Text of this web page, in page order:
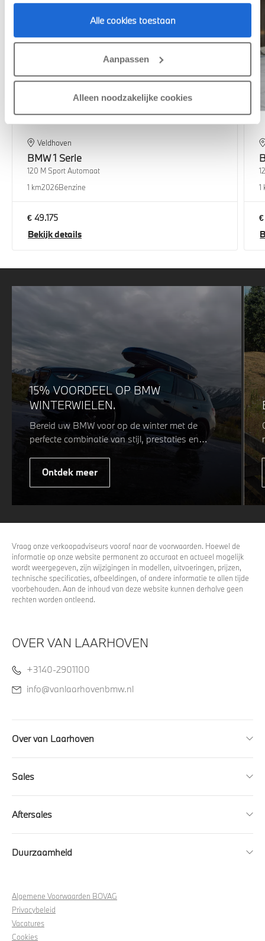
Alle cookies toestaan
Aanpassen
Alleen noodzakelijke cookies
Veldhoven
BMW1 Serie
120 M Sport Automaat
1 km2026Benzine
€ 49.175
Bekijk details
1
15% VOORDEEL OP BMW
WINTERWIELEN.
Bereid uw BMW voor op de winter met de
perfecte combinatie van stijl, prestaties en
veiligheid. Of u nu kiest voor een sportieve of
elegante look, onze winterwielen zijn
ontworpen om uw rijervaring te optimaliseren,
weersomstandigheden. Profiteer nu van15%
voordeel.
Ontdek meer
Vraag onze verkoopadviseurs vooraf naar de voorwaarden. Hoewel de
informatie op onze website permanent zo accuraat en actueel mogelijk
wordt weergegeven, zijn wijzigingen in modellen, uitvoeringen, prijzen,
technische specificaties, afbeeldingen, of andere informatie te allen tijde
voorbehouden. Aan de inhoud van deze website kunnen derhalve geen
rechten worden ontleend.
OVER VAN LAARHOVEN
+3140-2901100
info@vanlaarhovenbmw.nl
Over van Laarhoven
Sales
Aftersales
Duurzaamheid
Algemene Voorwaarden BOVAG
Privacybeleid
Vacatures
Cookies